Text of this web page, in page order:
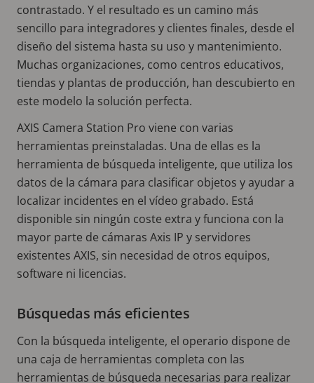
contrastado. Y el resultado es un camino más
sencillo para integradores y clientes finales, desde el
diseño del sistema hasta su uso y mantenimiento.
Muchas organizaciones, como centros educativos,
tiendas y plantas de producción, han descubierto en
este modelo la solución perfecta.
AXIS Camera Station Pro viene con varias
herramientas preinstaladas. Una de ellas es la
herramienta de búsqueda inteligente, que utiliza los
datos de la cámara para clasificar objetos y ayudar a
localizar incidentes en el vídeo grabado. Está
disponible sin ningún coste extra y funciona con la
mayor parte de cámaras Axis IP y servidores
existentes AXIS, sin necesidad de otros equipos,
software ni licencias.
Búsquedas más eficientes
Con la búsqueda inteligente, el operario dispone de
una caja de herramientas completa con las
herramientas de búsqueda necesarias para realizar